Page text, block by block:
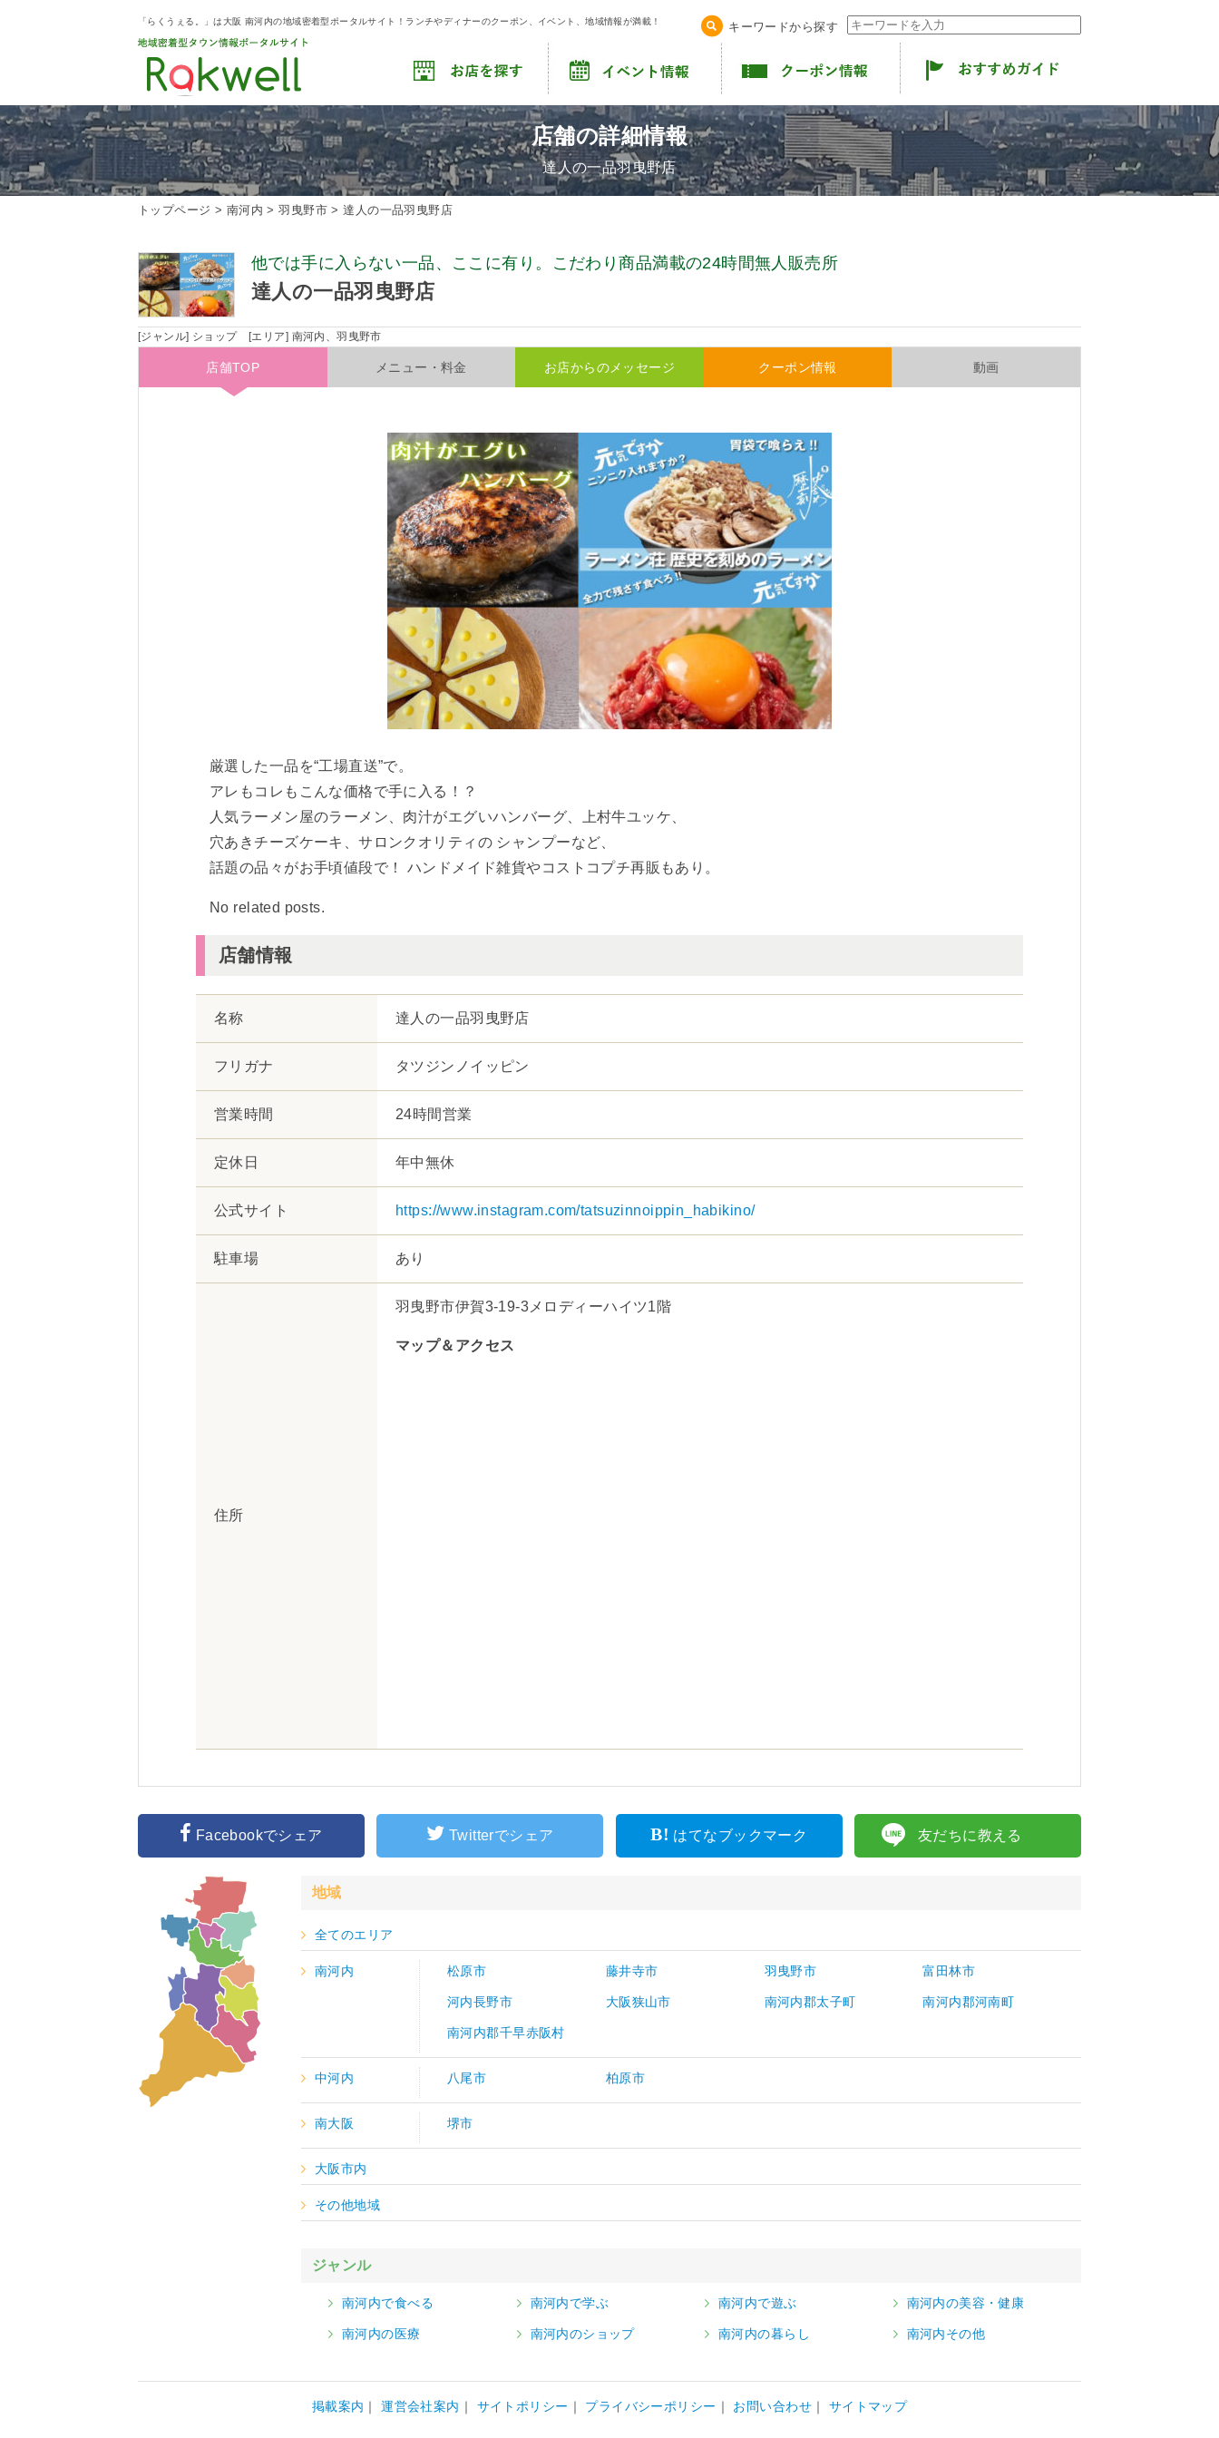
「らくうぇる。」は大阪 南河内の地域密着型ポータルサイト！ランチやディナーのクーポン、イベント、地域情報が満載！ キーワードから探す
店舗の詳細情報
達人の一品羽曳野店
トップページ > 南河内 >羽曳野市 >達人の一品羽曳野店
他では手に入らない一品、ここに有り。こだわり商品満載の24時間無人販売所
達人の一品羽曳野店
[ジャンル] ショップ [エリア] 南河内、羽曳野市
店舗TOP メニュー・料金 お店からのメッセージ クーポン情報 動画
厳選した一品を“工場直送”で。
アレもコレもこんな価格で手に入る！？
人気ラーメン屋のラーメン、肉汁がエグいハンバーグ、上村牛ユッケ、
穴あきチーズケーキ、サロンクオリティの シャンプーなど、
話題の品々がお手頃値段で！ ハンドメイド雑貨やコストコプチ再販もあり。
No related posts.
店舗情報
名称 達人の一品羽曳野店
フリガナ タツジンノイッピン
営業時間 24時間営業
定休日 年中無休
公式サイト https://www.instagram.com/tatsuzinnoippin_habikino/
駐車場 あり
住所
羽曳野市伊賀3-19-3メロディーハイツ1階
マップ＆アクセス
Facebookでシェア Twitterでシェア はてなブックマーク 友だちに教える
地域
全てのエリア
南河内 松原市 藤井寺市 羽曳野市 富田林市
河内長野市 大阪狭山市 南河内郡太子町 南河内郡河南町
南河内郡千早赤阪村
中河内 八尾市 柏原市
南大阪 堺市
大阪市内
その他地域
ジャンル
南河内で食べる 南河内で学ぶ 南河内で遊ぶ 南河内の美容・健康
南河内の医療 南河内のショップ 南河内の暮らし 南河内その他
掲載案内 運営会社案内 サイトポリシー プライバシーポリシー お問い合わせ サイトマップ